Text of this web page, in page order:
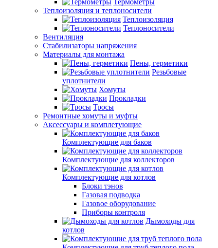
Термометры
Теплоизоляция и теплоносители
Теплоизоляция
Теплоносители
Вентиляция
Стабилизаторы напряжения
Материалы для монтажа
Пены, герметики
Резьбовые
уплотнители
Хомуты
Прокладки
Тросы
Ремонтные хомуты и муфты
Аксессуары и комплетующие
Комплектующие для баков
Комплектующие для коллекторов
Комплектующие для котлов
Блоки тэнов
Газовая подводка
Газовое оборудование
Приборы контроля
Дымоходы для
котлов